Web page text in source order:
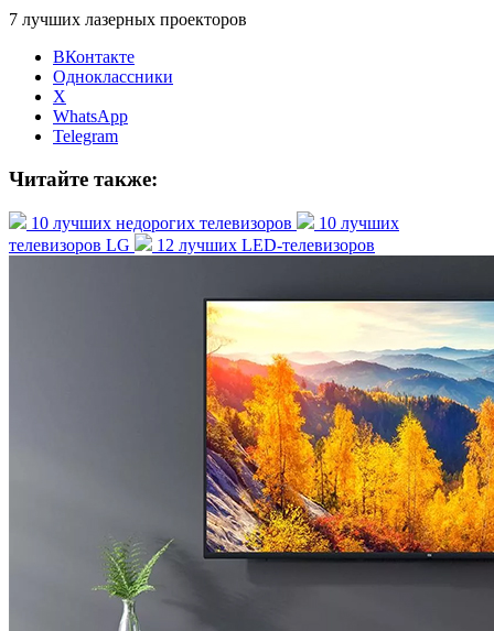
7 лучших лазерных проекторов
ВКонтакте
Одноклассники
X
WhatsApp
Telegram
Читайте также:
10 лучших недорогих телевизоров
10 лучших
телевизоров LG
12 лучших LED-телевизоров